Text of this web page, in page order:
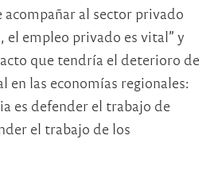
al sector privado
el empleo privado es vital” y
que tendría el deterioro de
las economías regionales:
es defender el trabajo de
el trabajo de los